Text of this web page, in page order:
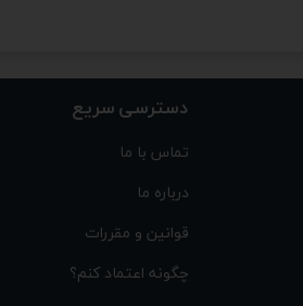
دسترسی سریع
تماس با ما
درباره ما
قوانین و مقررات
چگونه اعتماد کنم؟